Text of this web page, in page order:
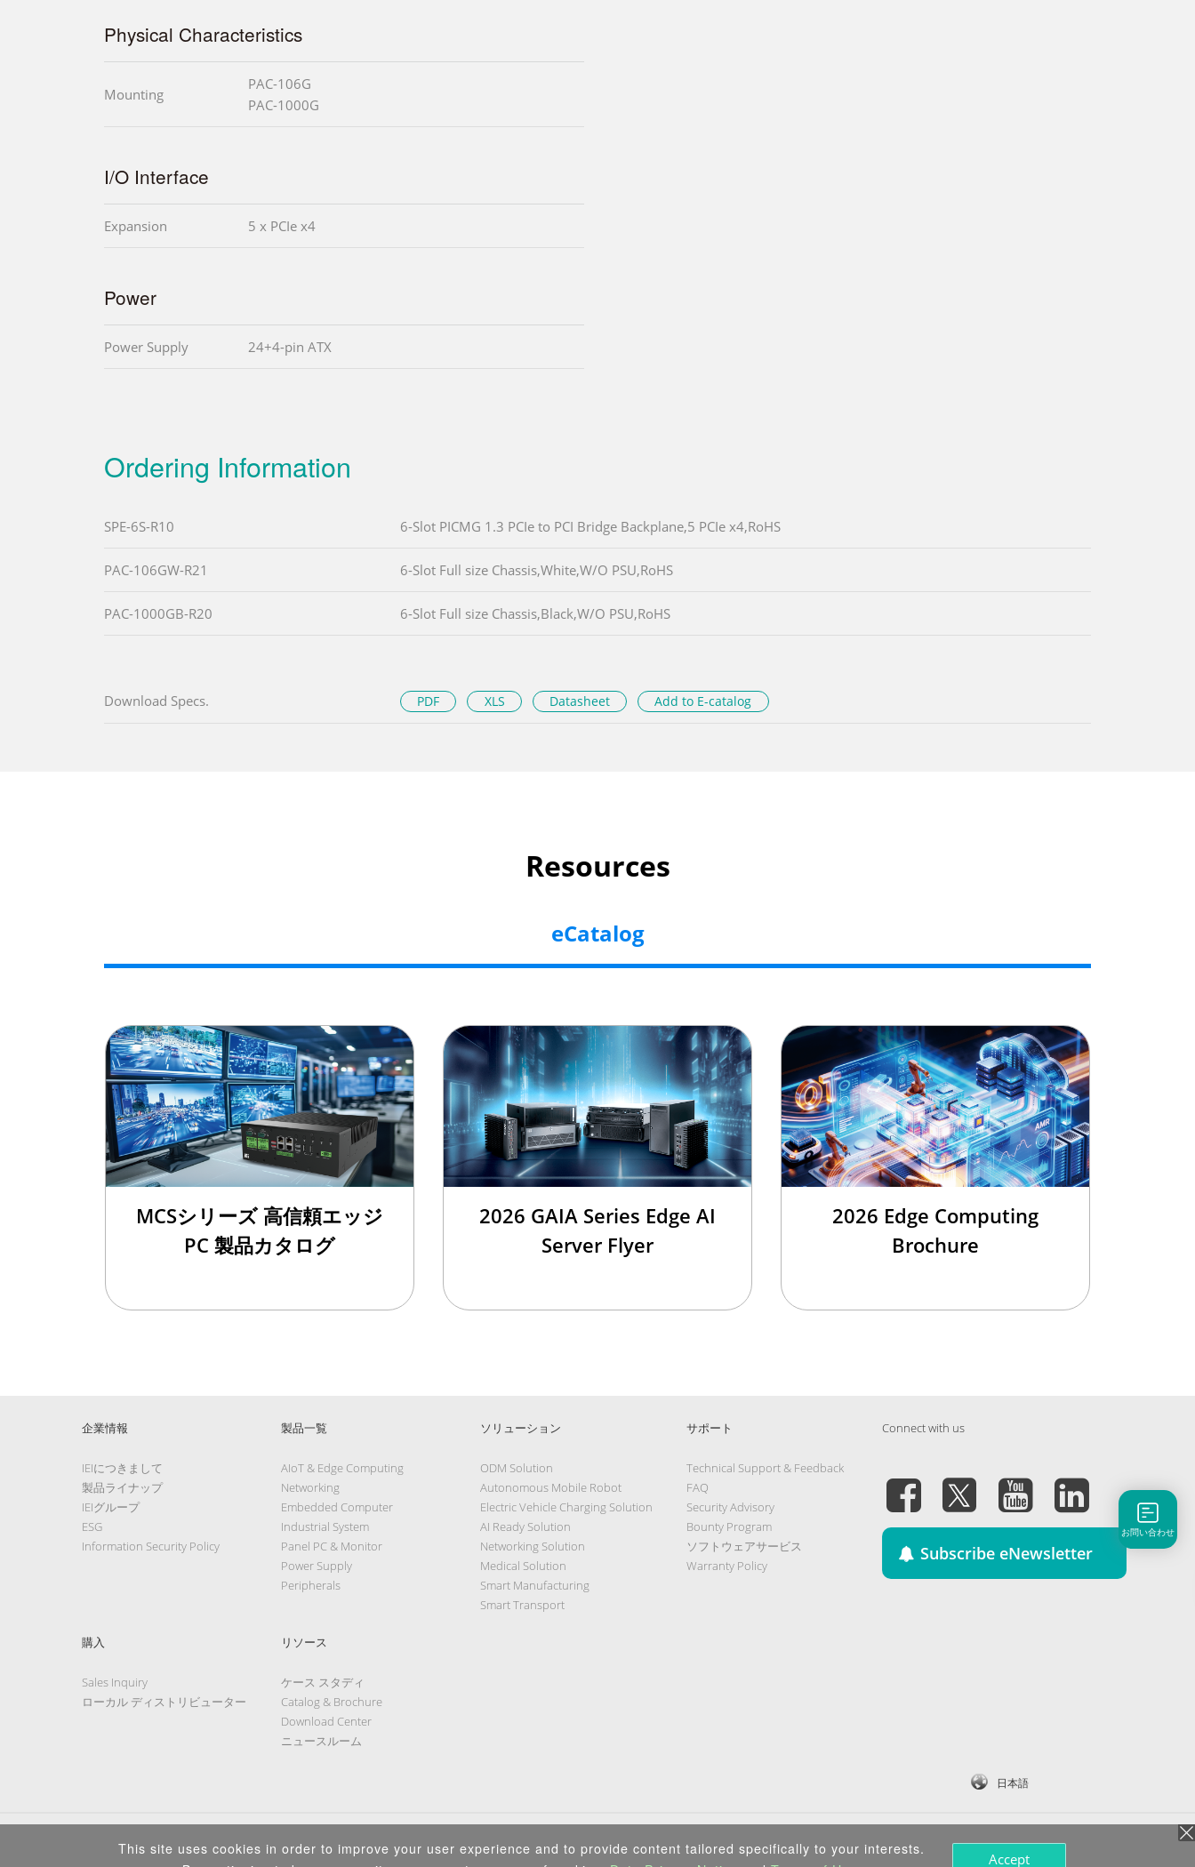
Physical Characteristics
Mounting
PAC-106G
PAC-1000G
I/O Interface
Expansion 5 x PCIe x4
Power
Power Supply 24+4-pin ATX
Ordering Information
SPE-6S-R10 6-Slot PICMG 1.3 PCIe to PCI Bridge Backplane,5 PCIe x4,RoHS
PAC-106GW-R21 6-Slot Full size Chassis,White,W/O PSU,RoHS
PAC-1000GB-R20 6-Slot Full size Chassis,Black,W/O PSU,RoHS
Download Specs. PDF XLS Datasheet Add to E-catalog
Resources
eCatalog
MCSシリーズ 高信頼エッジ
PC 製品カタログ
2026 GAIA Series Edge AI
Server Flyer
2026 Edge Computing
Brochure
企業情報
IEIにつきまして
製品ライナップ
IEIグループ
ESG
Information Security Policy
製品一覧
AIoT & Edge Computing
Networking
Embedded Computer
Industrial System
Panel PC & Monitor
Power Supply
Peripherals
ソリューション
ODM Solution
Autonomous Mobile Robot
Electric Vehicle Charging Solution
AI Ready Solution
Networking Solution
Medical Solution
Smart Manufacturing
Smart Transport
サポート
Technical Support & Feedback
FAQ
Security Advisory
Bounty Program
ソフトウェアサービス
Warranty Policy
購入
Sales Inquiry
ローカル ディストリビューター
リソース
ケース スタディ
Catalog & Brochure
Download Center
ニュースルーム
Connect with us
Subscribe eNewsletter
日本語
Copyright ©2025 IEI Integration Corp. All Rights Reserved.
お問い合わせ
This site uses cookies in order to improve your user experience and to provide content tailored specifically to your interests.
Accept